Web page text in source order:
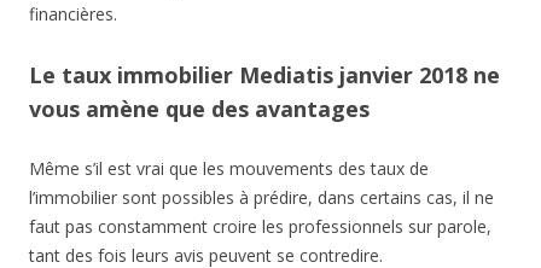
financières.
Le taux immobilier Mediatis janvier 2018 ne
vous amène que des avantages
Même s’il est vrai que les mouvements des taux de
l’immobilier sont possibles à prédire, dans certains cas, il ne
faut pas constamment croire les professionnels sur parole,
tant des fois leurs avis peuvent se contredire.